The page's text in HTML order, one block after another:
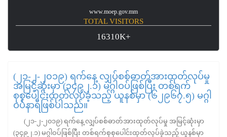
www.moep.gov.mm
TOTAL VISITORS
16310K+
(၂၁-၂-၂၀၁၉) ရက်နေ့ လျှပ်စစ်ဓာတ်အားထုတ်လုပ်မှု
အမြင့်ဆုံးမှာ (၃၄၉၂.၁) မဂ္ဂါဝပ်ဖြစ်ပြီး တစ်ရက်
စုစုပေါင်းထုတ်လုပ်ခဲ့သည့် ယူနစ်မှာ (၆၂၉၆၇.၅) မဂ္ဂါ
ဝပ်နာရီဖြစ်ပါသည်။
(၂၁-၂-၂၀၁၉) ရက်နေ့ လျှပ်စစ်ဓာတ်အားထုတ်လုပ်မှု အမြင့်ဆုံးမှာ
(၃၄၉၂.၁) မဂ္ဂါဝပ်ဖြစ်ပြီး တစ်ရက်စုစုပေါင်းထုတ်လုပ်ခဲ့သည့် ယူနစ်မှာ